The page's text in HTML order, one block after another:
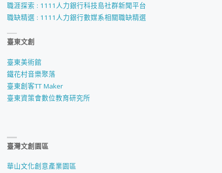
職涯探索 : 1111人力銀行科技島社群新聞平台
職缺精選 : 1111人力銀行數媒系相關職缺精選
臺東文創
臺東美術館
鐵花村音樂聚落
臺東創客TT Maker
臺東資策會數位教育研究所
臺灣文創園區
華山文化創意產業園區